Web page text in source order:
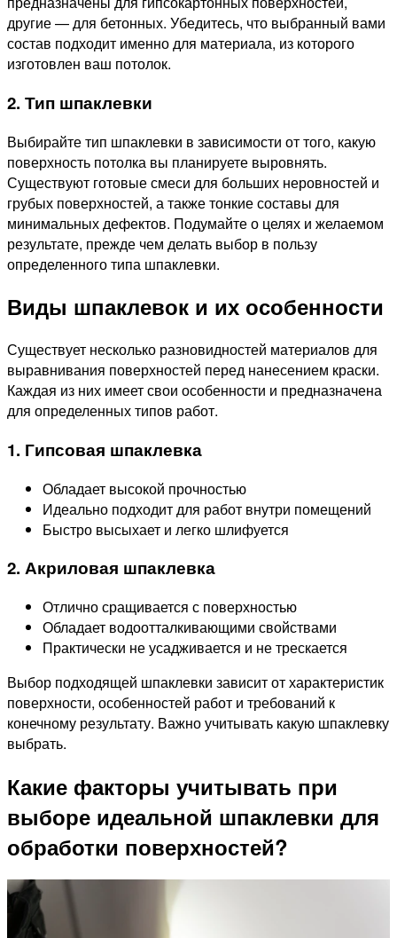
другие — для бетонных. Убедитесь, что выбранный вами
состав подходит именно для материала, из которого
изготовлен ваш потолок.
2. Тип шпаклевки
Выбирайте тип шпаклевки в зависимости от того, какую
поверхность потолка вы планируете выровнять.
Существуют готовые смеси для больших неровностей и
грубых поверхностей, а также тонкие составы для
минимальных дефектов. Подумайте о целях и желаемом
результате, прежде чем делать выбор в пользу
определенного типа шпаклевки.
Виды шпаклевок и их особенности
Существует несколько разновидностей материалов для
выравнивания поверхностей перед нанесением краски.
Каждая из них имеет свои особенности и предназначена
для определенных типов работ.
1. Гипсовая шпаклевка
Обладает высокой прочностью
Идеально подходит для работ внутри помещений
Быстро высыхает и легко шлифуется
2. Акриловая шпаклевка
Отлично сращивается с поверхностью
Обладает водоотталкивающими свойствами
Практически не усадживается и не трескается
Выбор подходящей шпаклевки зависит от характеристик
поверхности, особенностей работ и требований к
конечному результату. Важно учитывать какую шпаклевку
выбрать.
Какие факторы учитывать при
выборе идеальной шпаклевки для
обработки поверхностей?